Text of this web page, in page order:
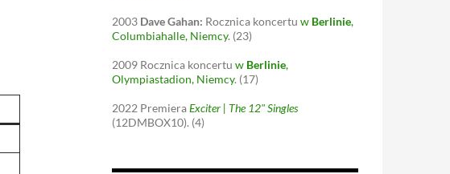
2003 Dave Gahan: Rocznica koncertu w Berlinie,
Columbiahalle, Niemcy. (23)
2009 Rocznica koncertu w Berlinie,
Olympiastadion, Niemcy. (17)
2022 PremieraExciter | The 12" Singles
(12DMBOX10). (4)